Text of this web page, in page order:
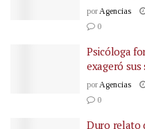
por Agencias
0
Psicóloga
exageró
por Agencias
0
Duro relato